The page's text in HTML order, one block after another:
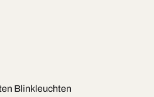
Blinkleuchten